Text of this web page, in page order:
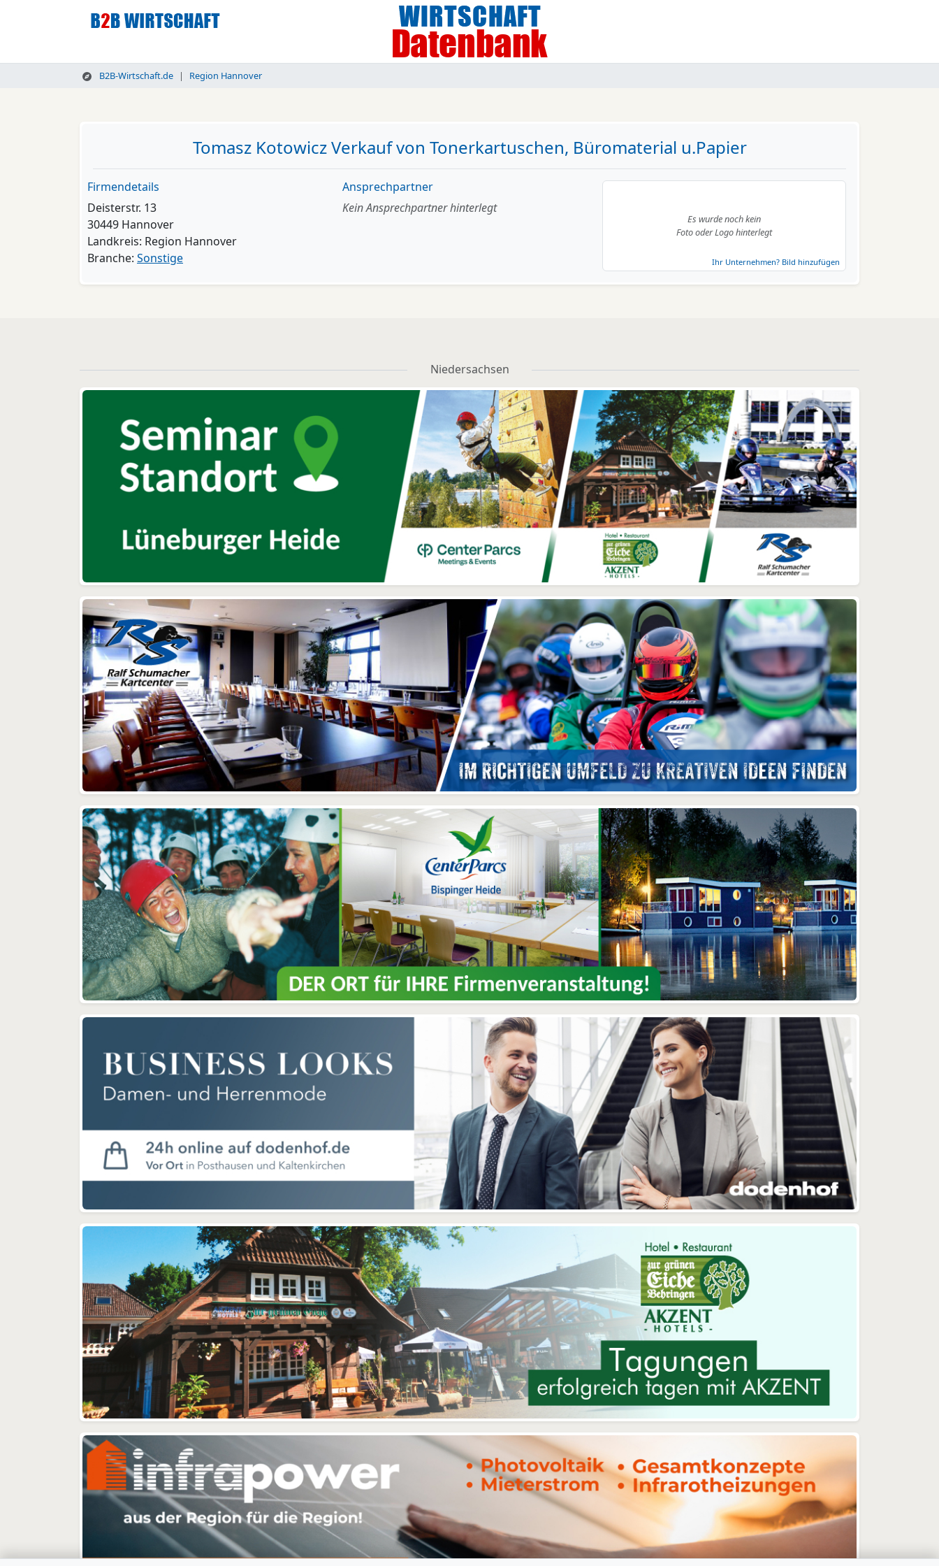
B2B-Wirtschaft.de Region Hannover
Tomasz Kotowicz Verkauf von Tonerkartuschen, Büromaterial u.Papier
Firmendetails
Deisterstr. 13
30449 Hannover
Landkreis: Region Hannover
Branche: Sonstige
Ansprechpartner
Kein Ansprechpartner hinterlegt
Es wurde noch kein
Foto oder Logo hinterlegt
Ihr Unternehmen? Bild hinzufügen
Niedersachsen